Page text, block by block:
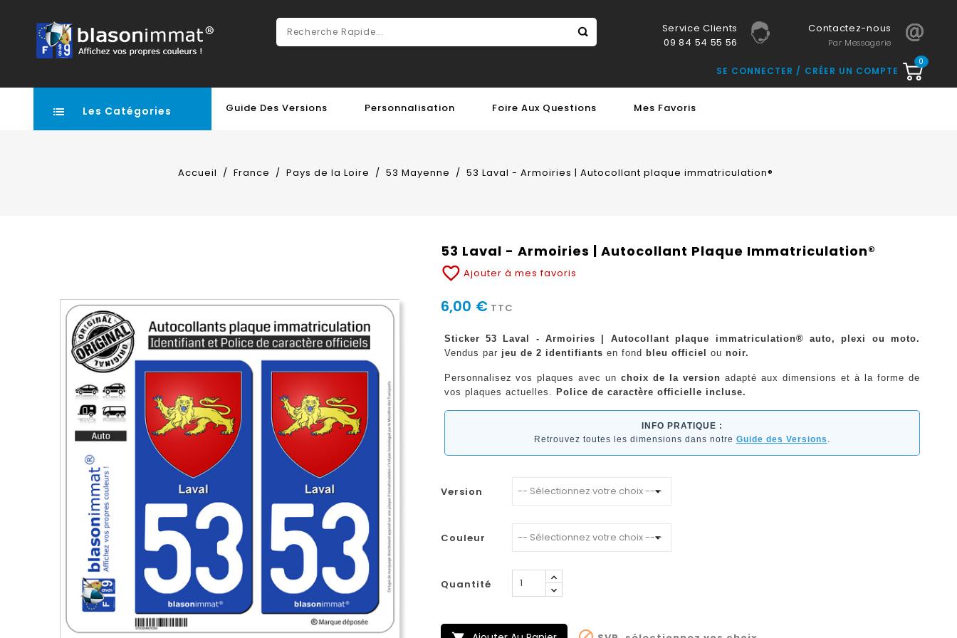
Service Clients
09 84 54 55 56
Contactez-nous
Par Messagerie
0
SE CONNECTER CRÉER UN COMPTE
Les Catégories Guide Des Versions Personnalisation Foire Aux Questions Mes Favoris
Accueil France Pays de la Loire 53 Mayenne 53 Laval - Armoiries | Autocollant plaque immatriculation®
53 Laval - Armoiries | Autocollant Plaque Immatriculation®
favorite_border Ajouter à mes favoris
6,00 € TTC
Sticker 53 Laval - Armoiries | Autocollant plaque immatriculation® auto, plexi ou moto.
Vendus par jeu de 2 identifiants en fond bleu officiel ou noir.
Personnalisez vos plaques avec unchoix de la version adapté aux dimensions et à la forme de
vos plaques actuelles.
Police de caractère officielle incluse.
INFO PRATIQUE :
Retrouvez toutes les dimensions dans notre Guide des Versions
Version
Couleur
Quantité